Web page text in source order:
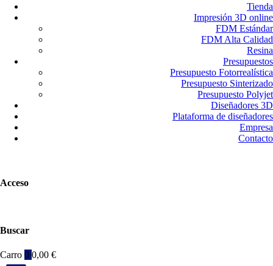
Tienda
Impresión 3D online
FDM Estándar
FDM Alta Calidad
Resina
Presupuestos
Presupuesto Fotorrealística
Presupuesto Sinterizado
Presupuesto Polyjet
Diseñadores 3D
Plataforma de diseñadores
Empresa
Contacto
Acceso
Buscar
Carro 0 0,00 €